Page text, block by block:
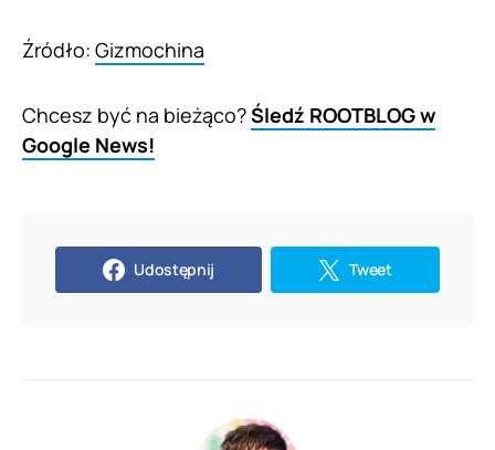
Źródło: Gizmochina
Chcesz być na bieżąco?Śledź ROOTBLOG w
Google News!
Udostępnij Tweet